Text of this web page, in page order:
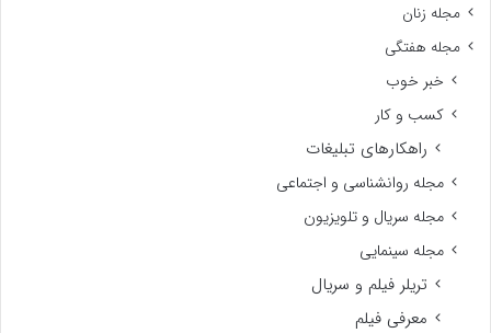
مجله زنان
مجله هفتگی
خبر خوب
کسب و کار
راهکارهای تبلیغات
مجله روانشناسی و اجتماعی
مجله سریال و تلویزیون
مجله سینمایی
تریلر فیلم و سریال
معرفی فیلم